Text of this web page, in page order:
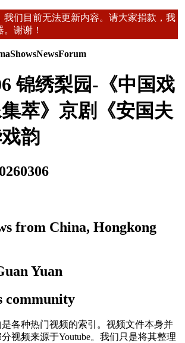
我们目前无法更新内容。请大家捐款，我
谢谢！
ShowsNewsForum
锦绣梨园-《中国戏
萃》京剧《安国夫
韵
from China, Hongkong
Yuan
community
各种热门视频的索引。视频文件本身并
视频来源于Youtube。我们只是将其整理